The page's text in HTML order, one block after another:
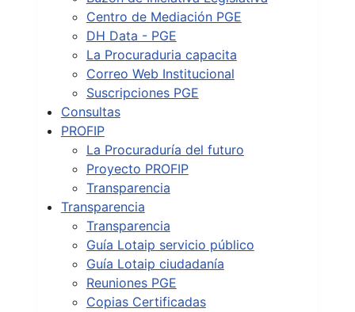
Centro de Mediación PGE
DH Data - PGE
La Procuraduria capacita
Correo Web Institucional
Suscripciones PGE
Consultas
PROFIP
La Procuraduría del futuro
Proyecto PROFIP
Transparencia
Transparencia
Transparencia
Guía Lotaip servicio público
Guía Lotaip ciudadanía
Reuniones PGE
Copias Certificadas